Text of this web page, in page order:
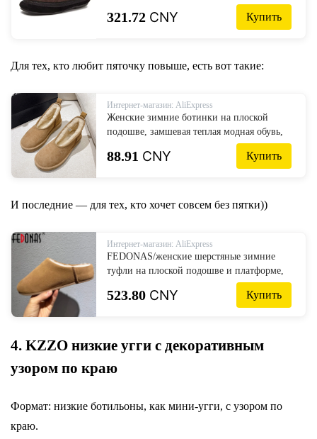
повседневные женские ботинки, модные
женские зимние ботинки большого
321.72 CNY Купить
Для тех, кто любит пяточку повыше, есть вот такие:
Интернет-магазин: AliExpress
Женские зимние ботинки на плоской
подошве, замшевая теплая модная обувь,
зимние короткие плюшевые женские
ботинки, новинка 2025 года,
88.91 CNY Купить
И последние — для тех, кто хочет совсем без пятки))
Интернет-магазин: AliExpress
FEDONAS/женские шерстяные зимние
туфли на плоской подошве и платформе,
уличные теплые меховые тапочки, модные
зимние туфли с круглым носком
523.80 CNY Купить
4. KZZO низкие угги с декоративным
узором по краю
Формат: низкие ботильоны, как мини-угги, с узором по
краю.